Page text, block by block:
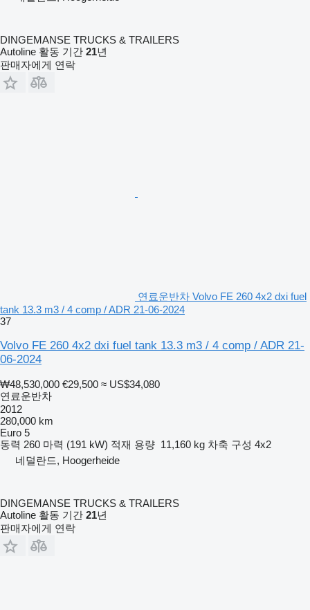
DINGEMANSE TRUCKS & TRAILERS
Autoline 활동 기간 21년
판매자에게 연락
연료운반차 Volvo FE 260 4x2 dxi fuel
tank 13.3 m3 / 4 comp / ADR 21-06-2024
37
Volvo FE 260 4x2 dxi fuel tank 13.3 m3 / 4 comp / ADR 21-
06-2024
₩48,530,000 €29,500 ≈ US$34,080
연료운반차
2012
280,000 km
Euro 5
동력 260 마력 (191 kW) 적재 용량 11,160 kg 차축 구성 4x2
네덜란드, Hoogerheide
DINGEMANSE TRUCKS & TRAILERS
Autoline 활동 기간 21년
판매자에게 연락